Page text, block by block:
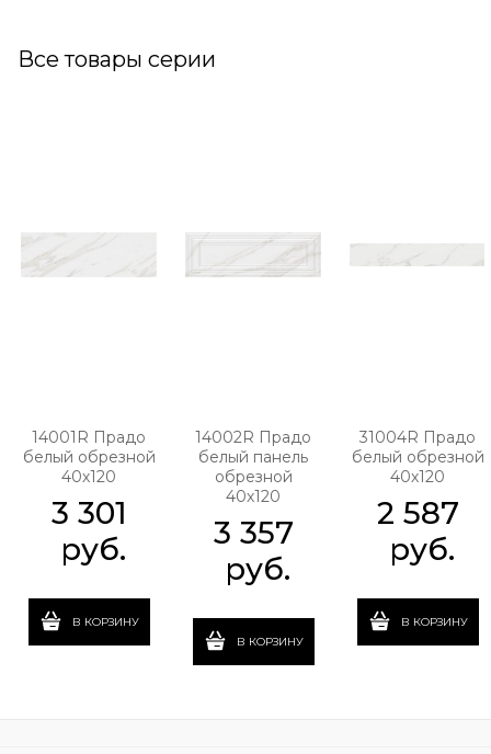
Все товары серии
14001R Прадо
белый обрезной
40х120
3 301
руб.
В КОРЗИНУ
14002R Прадо
белый панель
обрезной
40х120
3 357
руб.
В КОРЗИНУ
31004R Прадо
белый обрезной
40х120
2 587
руб.
В КОРЗИНУ